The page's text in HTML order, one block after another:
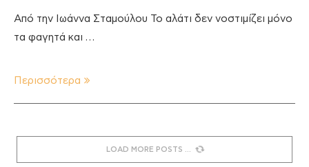
Από την Ιωάννα Σταμούλου Το αλάτι δεν νοστιμίζει μόνο
τα φαγητά και …
Περισσότερα
LOAD MORE POSTS